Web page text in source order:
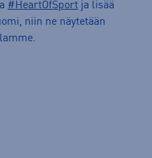
#HeartOfSport ja lisää
niin ne näytetään